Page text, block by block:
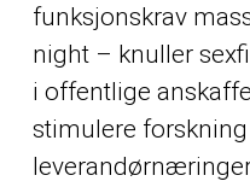
funksjonskrav
night – knuller
i offentlige
stimulere